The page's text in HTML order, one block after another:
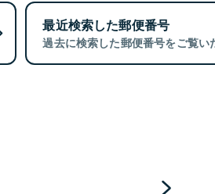
最近検索した郵便番号
過去に検索した郵便番号をご覧い